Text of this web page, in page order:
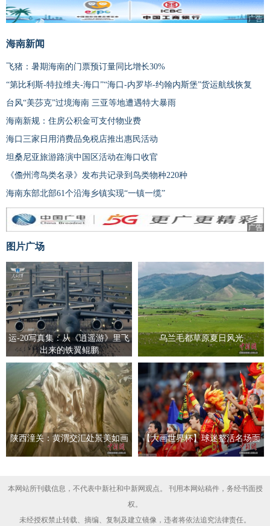
广告
海南新闻
飞猪：暑期海南的门票预订量同比增长30%
“第比利斯-特拉维夫-海口”“海口-内罗毕-约翰内斯堡”货运航线恢复
台风“美莎克”过境海南 三亚等地遭遇特大暴雨
海南新规：住房公积金可支付物业费
海口三家日用消费品免税店推出惠民活动
坦桑尼亚旅游路演中国区活动在海口收官
《儋州湾鸟类名录》发布共记录到鸟类物种220种
海南东部北部61个沿海乡镇实现“一镇一缆”
广告
图片广场
运-20写真集：从《逍遥游》里飞
出来的铁翼鲲鹏
乌兰毛都草原夏日风光
陕西潼关：黄渭交汇处景美如画 【大画世界杯】球迷整活名场面
本网站所刊载信息，不代表中新社和中新网观点。 刊用本网站稿件，务经书面授
权。
未经授权禁止转载、摘编、复制及建立镜像，违者将依法追究法律责任。